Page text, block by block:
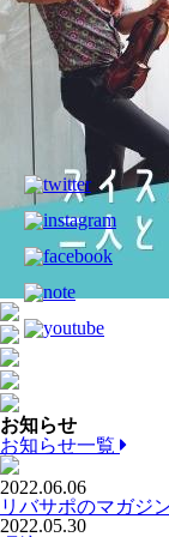
お知らせ
お知らせ一覧
2022.06.06
リバサポのマガジ
2022.05.30